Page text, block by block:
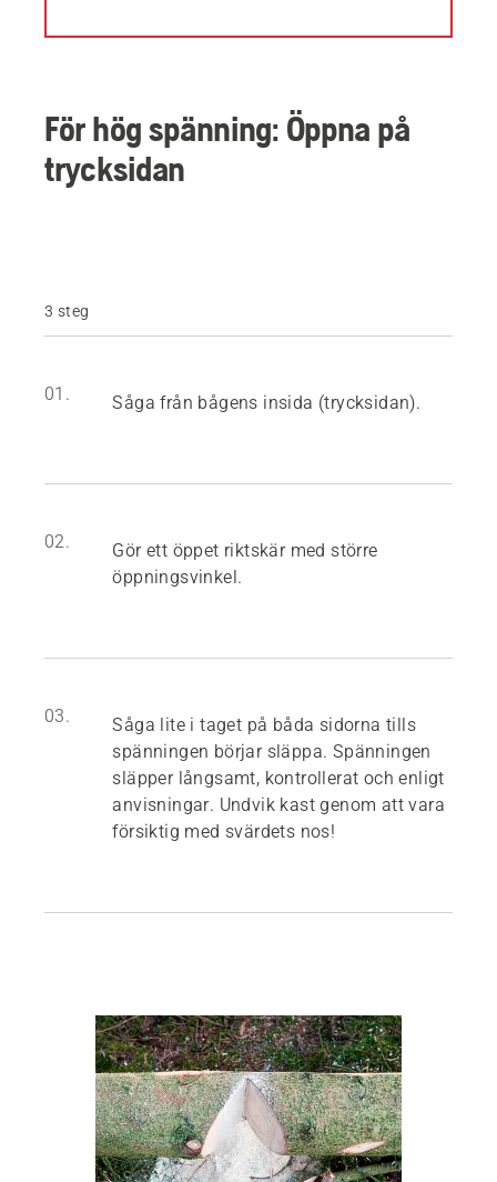
För hög spänning: Öppna på
trycksidan
3 steg
01. Såga från bågens insida (trycksidan).
02.
Gör ett öppet riktskär med större
öppningsvinkel.
03.
Såga lite i taget på båda sidorna tills
spänningen börjar släppa. Spänningen
släpper långsamt, kontrollerat och enligt
anvisningar. Undvik kast genom att vara
försiktig med svärdets nos!